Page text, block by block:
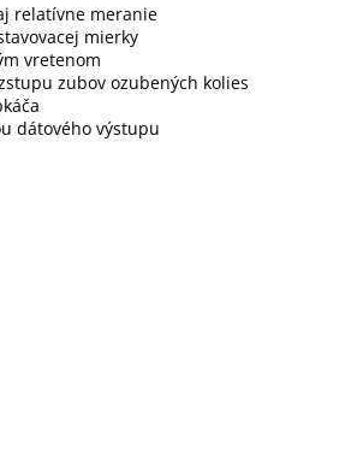
relatívne meranie
mierky
vretenom
zubov ozubených kolies
dátového výstupu